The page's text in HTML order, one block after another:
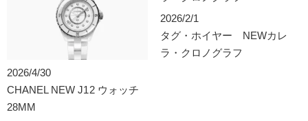
2026/4/30
CHANEL NEW J12 ウォッチ
28MM
2026/2/1
タグ・ホイヤー NEWカレ
ラ・クロノグラフ